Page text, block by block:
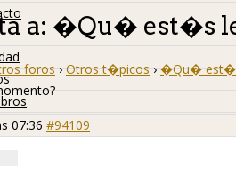
a: �Qu� est�s
foros › Otros t�picos › �Qu�
07:36 #94109